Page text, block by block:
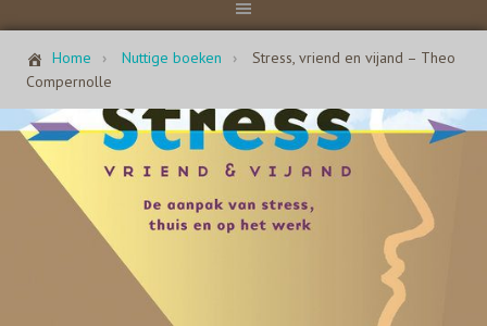
Home Nuttige boeken
Stress, vriend en vijand – Theo
Compernolle